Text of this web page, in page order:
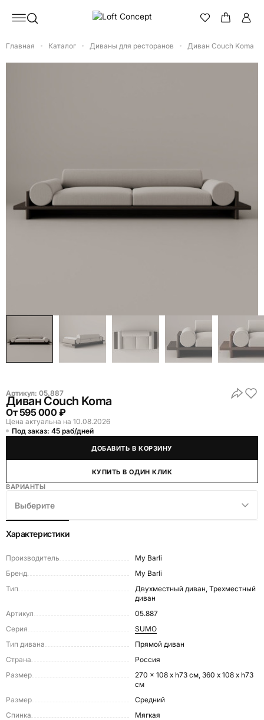
Главная Каталог Диваны для ресторанов Диван Couch Koma
Артикул: 05.887
Диван Couch Koma
От595 000 ₽
Цена актуальна на 10.08.2026
Под заказ: 45 раб/дней
ДОБАВИТЬ В КОРЗИНУ
КУПИТЬ В ОДИН КЛИК
ВАРИАНТЫ
Выберите
Характеристики
Производитель
My Barli
Бренд
My Barli
Тип
Двухместный диван, Трехместный
диван
Артикул
05.887
Серия
SUMO
Тип дивана
Прямой диван
Страна
Россия
Размер
270 x 108 x h73 см, 360 x 108 x h73
см
Размер
Средний
Спинка
Мягкая